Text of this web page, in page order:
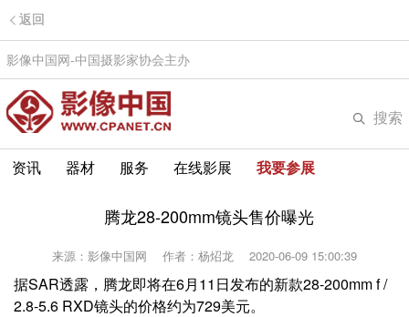
返回
影像中国网-中国摄影家协会主办
搜索
资讯 器材 服务 在线影展 我要参展
腾龙28-200mm镜头售价曝光
来源：影像中国网 作者：杨炤龙 2020-06-09 15:00:39
据SAR透露，腾龙即将在6月11日发布的新款28-200mm f /
2.8-5.6 RXD镜头的价格约为729美元。